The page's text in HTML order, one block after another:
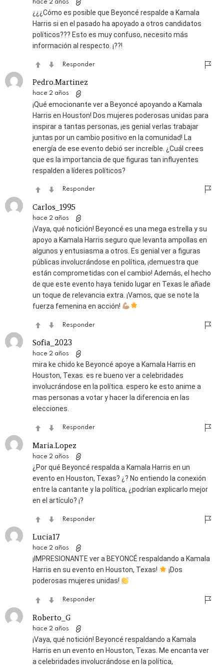
hace 2 años
¿¿¿Cómo es posible que Beyoncé respalde a Kamala
Harris si en el pasado ha apoyado a otros candidatos
políticos??? Esto es muy confuso, necesito más
información al respecto. ¡??!
Responder
Pedro.Martinez
hace 2 años
¡Qué emocionante ver a Beyoncé apoyando a Kamala
Harris en Houston! Dos mujeres poderosas unidas para
inspirar a tantas personas, ¡es genial verlas trabajar
juntas por un cambio positivo en la comunidad! La
energía de ese evento debió ser increíble. ¿Cuál crees
que es la importancia de que figuras tan influyentes
respalden a líderes políticos?
Responder
Carlos_1995
hace 2 años
¡Vaya, qué notición! Beyoncé es una mega estrella y su
apoyo a Kamala Harris seguro que levanta ampollas en
algunos y entusiasma a otros. Es genial ver a figuras
públicas involucrándose en política, ¡demuestra que
están comprometidas con el cambio! Además, el hecho
de que este evento haya tenido lugar en Texas le añade
un toque de relevancia extra. ¡Vamos, que se note la
fuerza femenina en acción!
Responder
Sofia_2023
hace 2 años
mira ke chido ke Beyoncé apoye a Kamala Harris en
Houston, Texas. es re bueno ver a celebridades
involucrándose en la política. espero ke esto anime a
mas personas a votar y hacer la diferencia en las
elecciones.
Responder
Maria.Lopez
hace 2 años
¿Por qué Beyoncé respalda a Kamala Harris en un
evento en Houston, Texas? ¿? No entiendo la conexión
entre la cantante y la política, ¿podrían explicarlo mejor
en el artículo? ¡?
Responder
Lucia17
hace 2 años
¡IMPRESIONANTE ver a BEYONCÉ respaldando a Kamala
Harris en su evento en Houston, Texas!
¡Dos
poderosas mujeres unidas!
Responder
Roberto_G
hace 2 años
¡Vaya, qué notición! Beyoncé respaldando a Kamala
Harris en un evento en Houston, Texas. Me encanta ver
a celebridades involucrándose en la política,